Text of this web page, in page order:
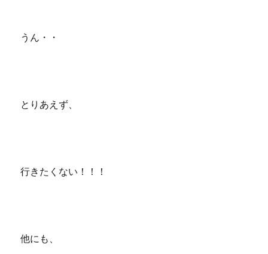
うん・・
とりあえず、
行きたくない！！！
他にも、